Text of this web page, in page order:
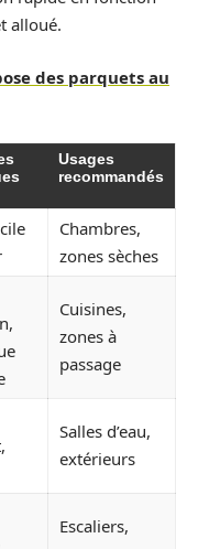
alloué.
des parquets au
Usages
recommandés
Chambres,
zones sèches
Cuisines,
zones à
passage
Salles d’eau,
extérieurs
Escaliers,